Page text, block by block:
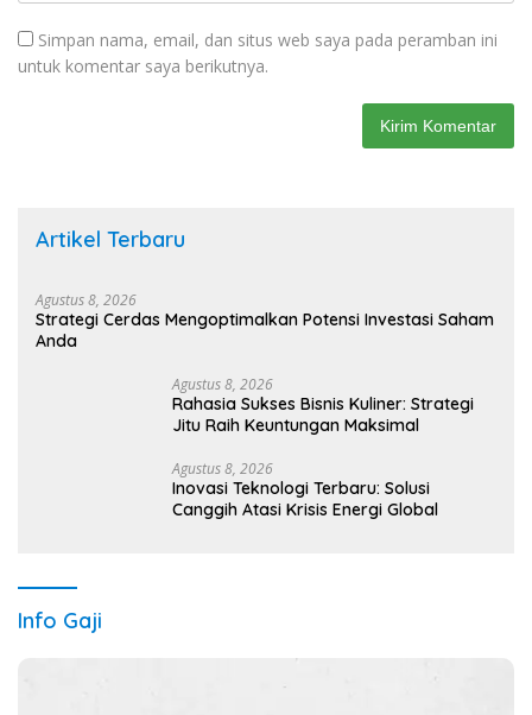
Simpan nama, email, dan situs web saya pada peramban ini
untuk komentar saya berikutnya.
Artikel Terbaru
Agustus 8, 2026
Strategi Cerdas Mengoptimalkan Potensi Investasi Saham
Anda
Agustus 8, 2026
Rahasia Sukses Bisnis Kuliner: Strategi
Jitu Raih Keuntungan Maksimal
Agustus 8, 2026
Inovasi Teknologi Terbaru: Solusi
Canggih Atasi Krisis Energi Global
Info Gaji